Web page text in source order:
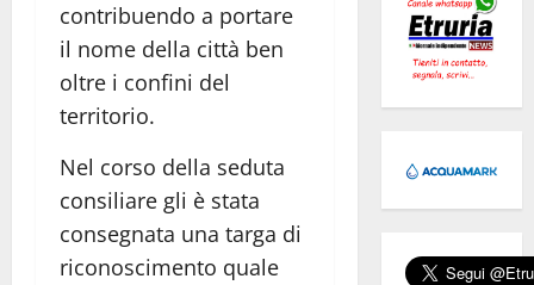
contribuendo a portare
il nome della città ben
oltre i confini del
territorio.
Nel corso della seduta
consiliare gli è stata
consegnata una targa di
riconoscimento quale